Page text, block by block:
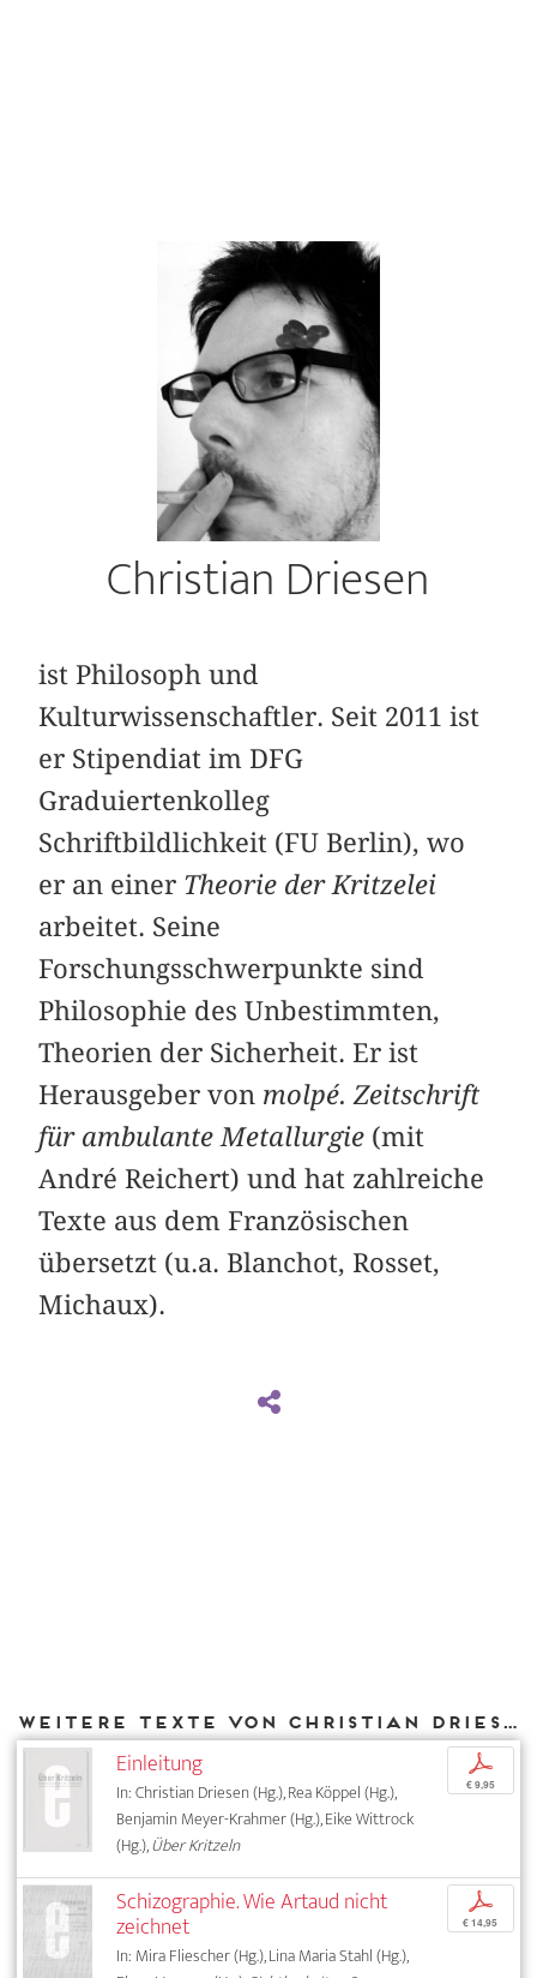
Christian Driesen
ist Philosoph und
Kulturwissenschaftler. Seit 2011 ist
er Stipendiat im DFG
Graduiertenkolleg
Schriftbildlichkeit (FU Berlin), wo
er an einer Theorie der Kritzelei
arbeitet. Seine
Forschungsschwerpunkte sind
Philosophie des Unbestimmten,
Theorien der Sicherheit. Er ist
Herausgeber von molpé. Zeitschrift
für ambulante Metallurgie (mit
André Reichert) und hat zahlreiche
Texte aus dem Französischen
übersetzt (u.a. Blanchot, Rosset,
Michaux).
Weitere Texte von Christian Driesen bei DIAPHANES
Einleitung
In: Christian Driesen (Hg.), Rea Köppel (Hg.),
Benjamin Meyer-Krahmer (Hg.), Eike Wittrock
(Hg.),Über Kritzeln
p
€ 9,95
Schizographie. Wie Artaud nicht
zeichnet
In: Mira Fliescher (Hg.), Lina Maria Stahl (Hg.),
p
€ 14,95